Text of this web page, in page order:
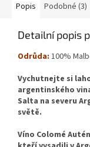
Popis Podobné (3)
Detailní popis
Odrůda: 100%
Vychutnejte si
argentinského
Salta na severu
světě.
Víno Colomé